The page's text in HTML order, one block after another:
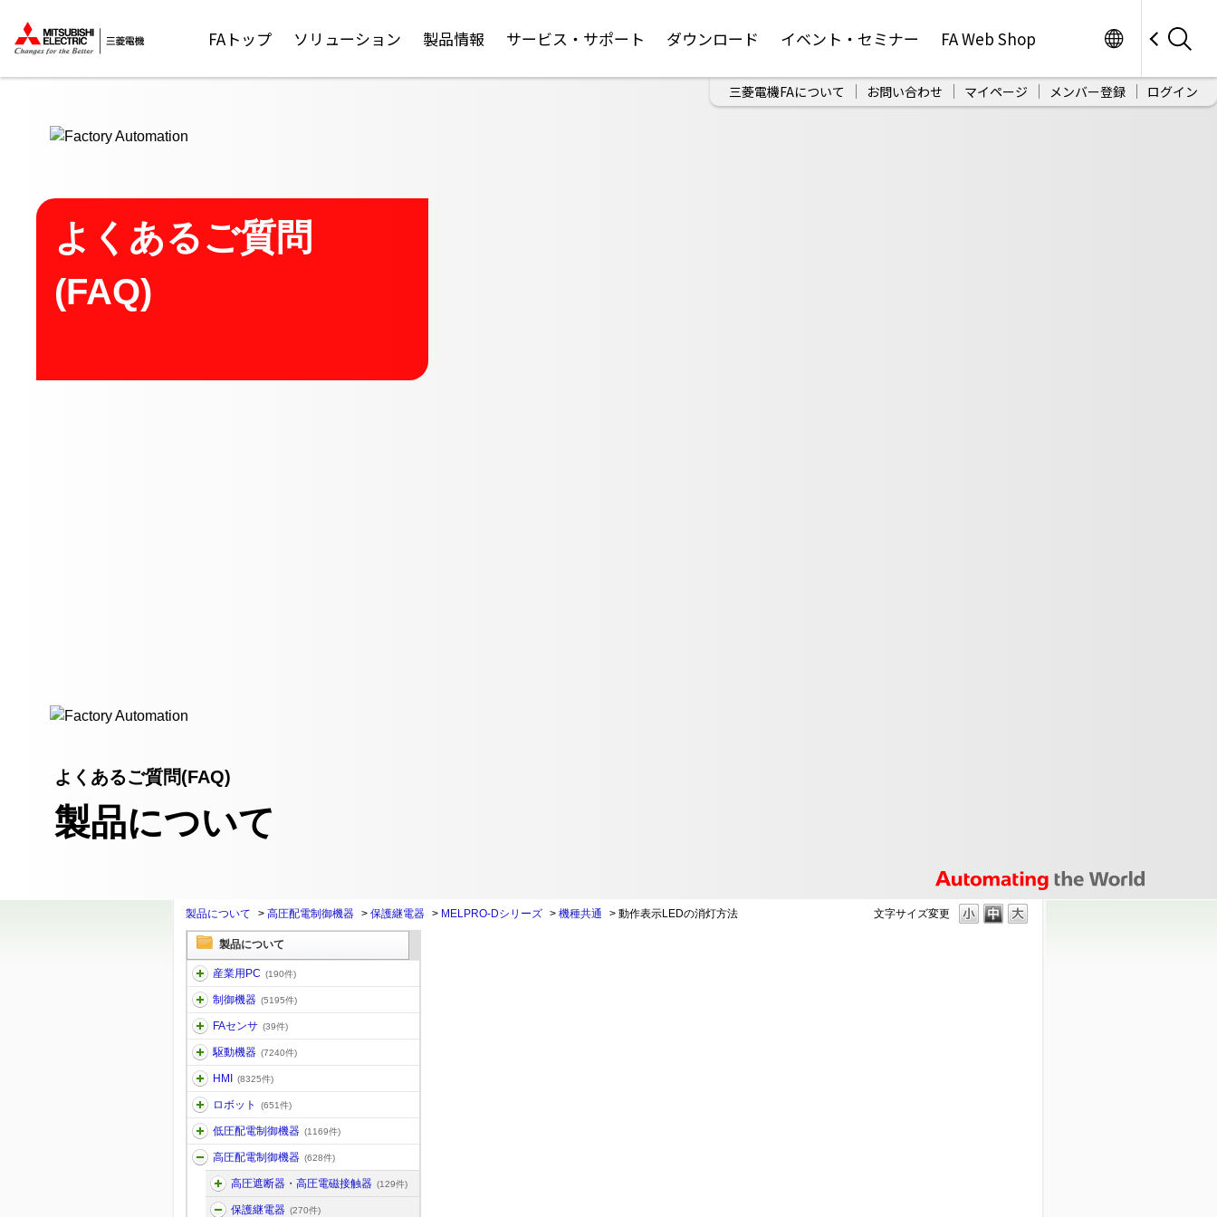
FAトップ ソリューション 製品情報 サービス・サポート ダウンロード イベント・セミナー FA Web Shop
三菱電機FAについて お問い合わせ マイページ メンバー登録 ログイン
よくあるご質問
(FAQ)
よくあるご質問(FAQ)
製品について
文字サイズ変更
製品について > 高圧配電制御機器 > 保護継電器 > MELPRO-Dシリーズ > 機種共通 > 動作表示LEDの消灯方法
製品について
産業用PC (190件)
制御機器 (5195件)
FAセンサ (39件)
駆動機器 (7240件)
HMI (8325件)
ロボット (651件)
低圧配電制御機器 (1169件)
高圧配電制御機器 (628件)
高圧遮断器・高圧電磁接触器 (129件)
保護継電器 (270件)